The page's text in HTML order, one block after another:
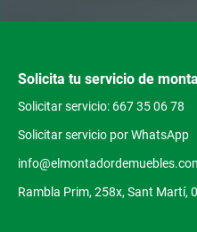
Solicita tu servicio de
Solicitar servicio: 667 35 06 78
Solicitar servicio por WhatsApp
Rambla Prim, 258x, Sant Martí,